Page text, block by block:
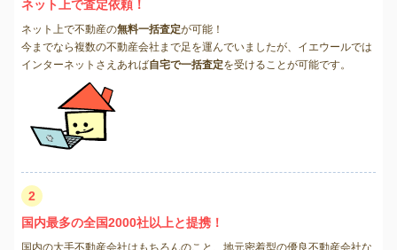
ネット上で査定依頼！
ネット上で不動産の無料一括査定が可能！
今までなら複数の不動産会社まで足を運んでいましたが、イエウールでは
インターネットさえあれば自宅で一括査定を受けることが可能です。
2
国内最多の全国2000社以上と提携！